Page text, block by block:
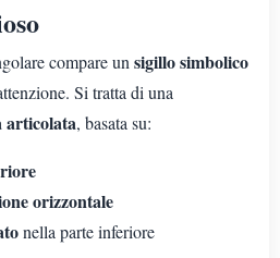
compare un sigillo simbolico
Si tratta di una
articolata, basata su:
orizzontale
nella parte inferiore